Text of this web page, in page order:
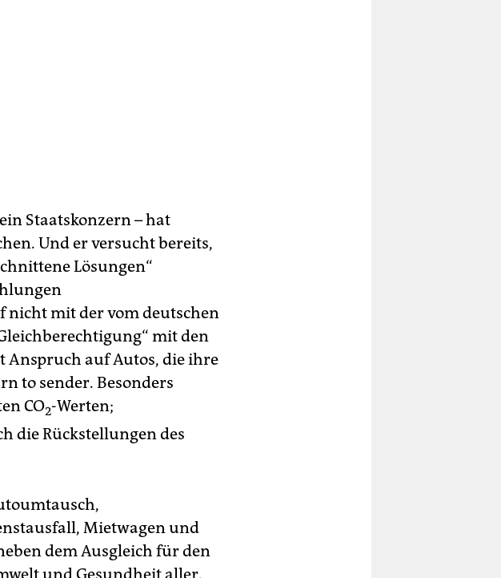
Staatskonzern – hat
Und er versucht bereits,
Lösungen“
nicht mit der vom deutschen
mit den
Anspruch auf Autos, die ihre
to sender. Besonders
CO2-Werten;
die Rückstellungen des
Mietwagen und
dem Ausgleich für den
und Gesundheit aller.